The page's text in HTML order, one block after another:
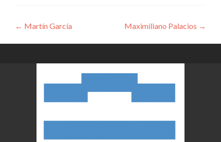
Navegación
de
entradas
← Martín García Maximiliano Palacios →